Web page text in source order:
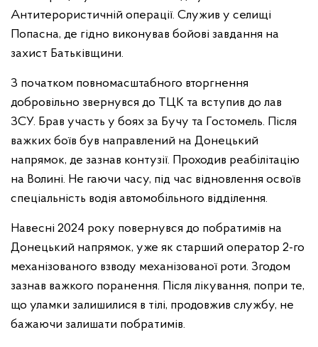
Антитерористичній операції. Служив у селищі
Попасна, де гідно виконував бойові завдання на
захист Батьківщини.
З початком повномасштабного вторгнення
добровільно звернувся до ТЦК та вступив до лав
ЗСУ. Брав участь у боях за Бучу та Гостомель. Після
важких боїв був направлений на Донецький
напрямок, де зазнав контузії. Проходив реабілітацію
на Волині. Не гаючи часу, під час відновлення освоїв
спеціальність водія автомобільного відділення.
Навесні 2024 року повернувся до побратимів на
Донецький напрямок, уже як старший оператор 2-го
механізованого взводу механізованої роти. Згодом
зазнав важкого поранення. Після лікування, попри те,
що уламки залишилися в тілі, продовжив службу, не
бажаючи залишати побратимів.